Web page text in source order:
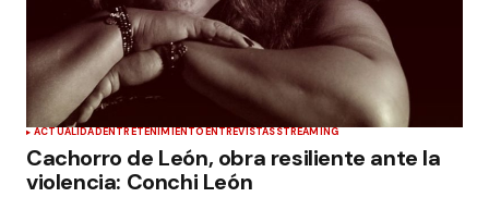
ACTUALIDADENTRETENIMIENTOENTREVISTASSTREAMING
Cachorro de León, obra resiliente ante la
violencia: Conchi León